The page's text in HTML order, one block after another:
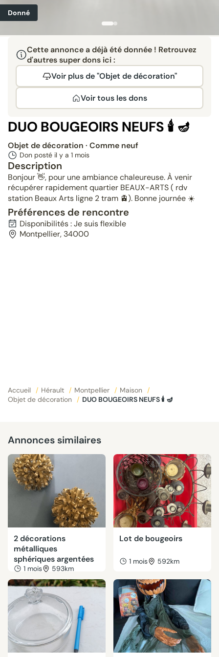
Donné
Cette annonce a déjà été donnée ! Retrouvez
d'autres super dons ici :
Voir plus de "Objet de décoration"
Voir tous les dons
DUO BOUGEOIRS NEUFS 🕯️ 🪔
Objet de décoration · Comme neuf
Don posté il y a 1 mois
Description
Bonjour 👋, pour une ambiance chaleureuse. À venir
récupérer rapidement quartier BEAUX-ARTS ( rdv
station Beaux Arts ligne 2 tram 🚊). Bonne journée ☀️
Préférences de rencontre
Disponibilités : Je suis flexible
Montpellier, 34000
Accueil / Hérault / Montpellier / Maison
/
Objet de décoration
/ DUO BOUGEOIRS NEUFS 🕯️ 🪔
Annonces similaires
2 décorations
métalliques
sphériques argentées
1 mois 593km
Lot de bougeoirs
1 mois 592km